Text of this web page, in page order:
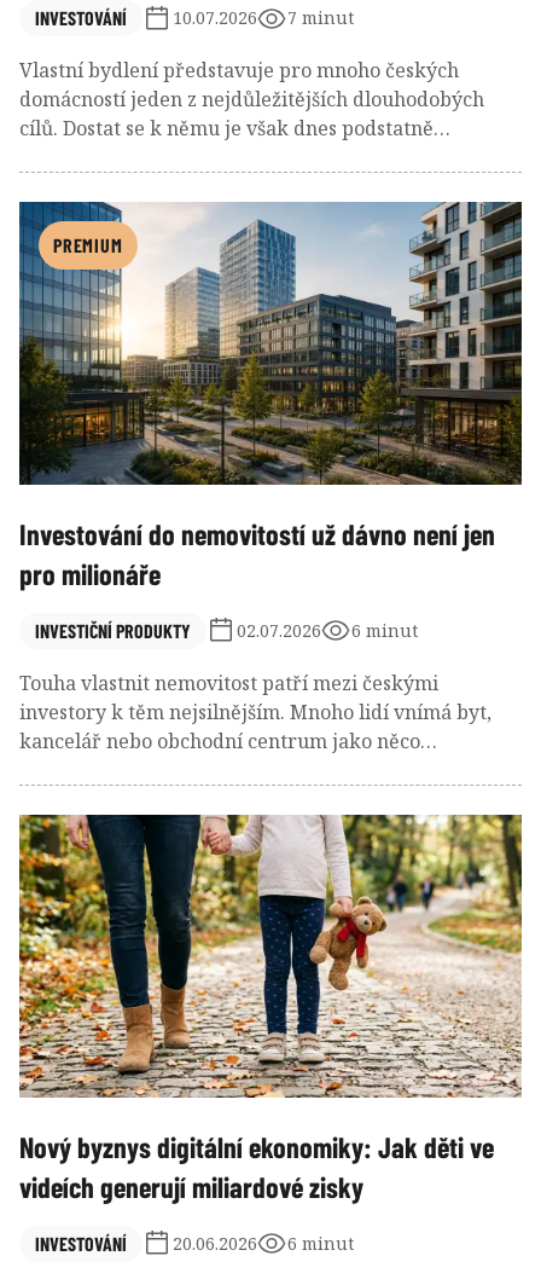
INVESTOVÁNÍ 10.07.2026 7 minut
Vlastní bydlení představuje pro mnoho českých
domácností jeden z nejdůležitějších dlouhodobých
cílů. Dostat se k němu je však dnes podstatně
obyvatel a naspořit potřebnou částku se proto stává
stále větší výzvou. Řada lidí tak hledá způsob, jak
postupně vytvořit vlastní kapitál, který jim v
budoucnu usnadní získání hypotečního úvěru a
přiblíží je k vysněnému domovu.
PREMIUM
Investování do nemovitostí už dávno není jen
pro milionáře
INVESTIČNÍ PRODUKTY 02.07.2026 6 minut
Touha vlastnit nemovitost patří mezi českými
investory k těm nejsilnějším. Mnoho lidí vnímá byt,
kancelář nebo obchodní centrum jako něco
investiční nemovitosti je stále náročnější.
Nový byznys digitální ekonomiky: Jak děti ve
videích generují miliardové zisky
INVESTOVÁNÍ 20.06.2026 6 minut